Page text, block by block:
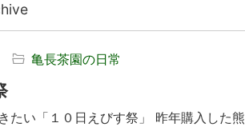
亀長茶園の日常
たい「１０日えびす祭」 昨年購入した熊